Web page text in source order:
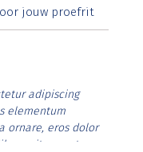
id rutrum lorem
jouw proefrit
adipiscing
elementum
ornare, eros dolor
vitae erat.